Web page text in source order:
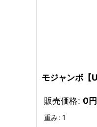
モジャンボ【
販売価格: 0円
重み: 1